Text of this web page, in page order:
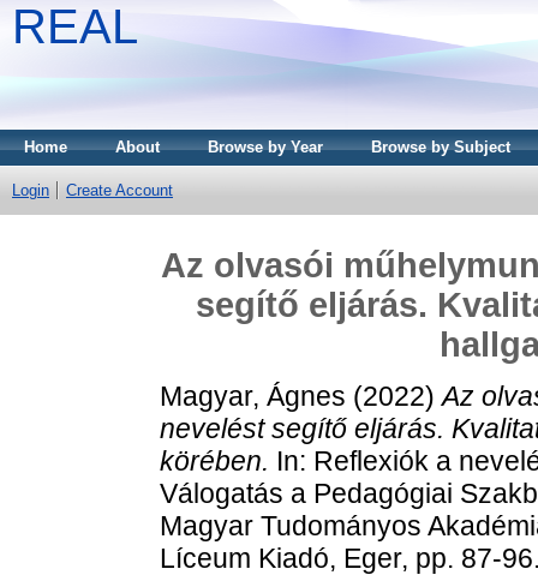
REAL
Home About Browse by Year Browse by Subject
Login Create Account
Az olvasói
segítő eljárás.
Magyar, Ágnes (2022)Az
nevelést segítő eljárás.
körében. In: Reflexiók a
Válogatás a Pedagógiai
Magyar Tudományos
Líceum Kiadó, Eger, pp. 87-